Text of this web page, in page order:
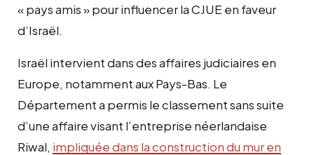
« pays amis » pour influencer la CJUE en faveur
d’Israël.
Israël intervient dans des affaires judiciaires en
Europe, notamment aux Pays-Bas. Le
Département a permis le classement sans suite
d’une affaire visant l’entreprise néerlandaise
Riwal, impliquée dans la construction du mur en